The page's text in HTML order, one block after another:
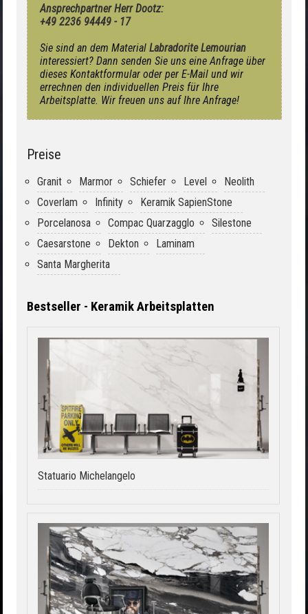
Ansprechpartner Herr Dootz:
+49 2236 94449 - 17
Sie sind an dem Material Labradorite Lemourian
interessiert? Dann senden Sie uns eine Anfrage über
dieses Kontaktformular oder per E-Mail und wir
errechnen den individuellen Preis für Ihre
Arbeitsplatte. Wir freuen uns auf Ihre Anfrage!
Preise
Granit Marmor Schiefer Level
Neolith
Coverlam
Infinity
Keramik SapienStone
Porcelanosa
Compac Quarzagglo
Silestone
Caesarstone
Dekton
Laminam
Santa Margherita
Bestseller - Keramik Arbeitsplatten
Statuario Michelangelo